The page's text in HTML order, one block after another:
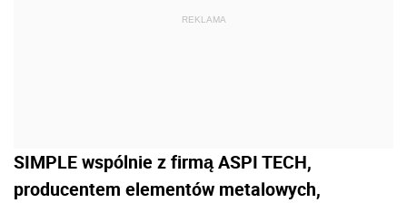
REKLAMA
SIMPLE wspólnie z firmą ASPI TECH,
producentem elementów metalowych,